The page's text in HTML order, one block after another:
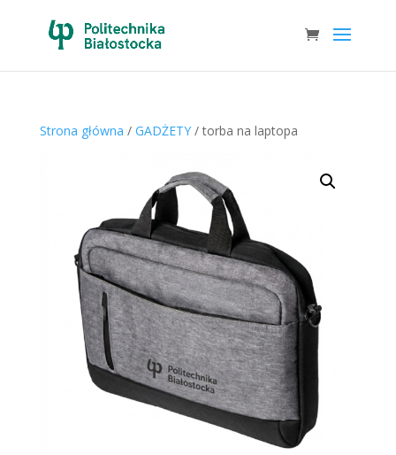
Strona główna / GADŻETY/ torba na laptopa